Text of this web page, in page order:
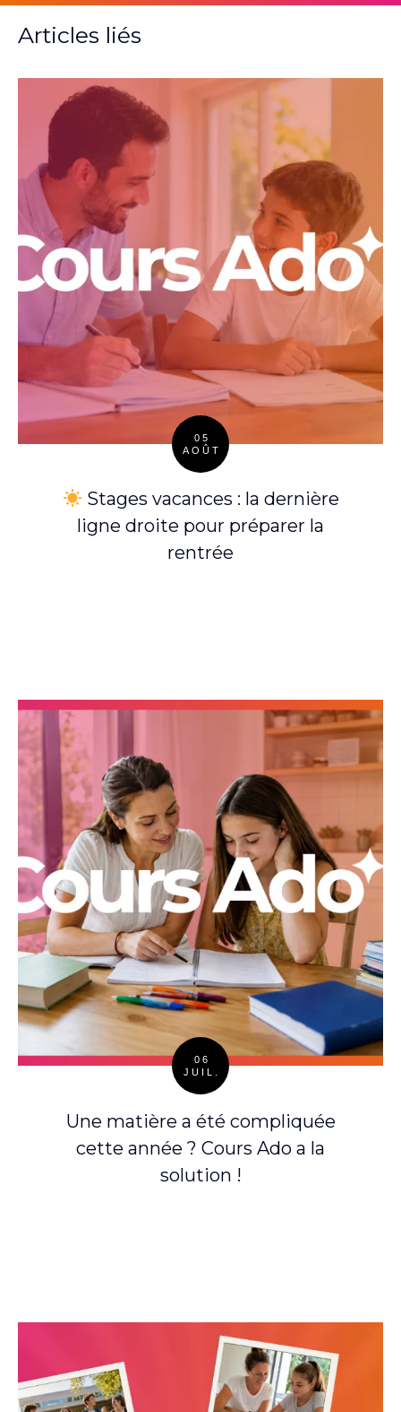
Articles liés
05
AOÛT
Stages vacances : la dernière
ligne droite pour préparer la
rentrée
06
JUIL.
Une matière a été compliquée
cette année ? Cours Ado a la
solution !